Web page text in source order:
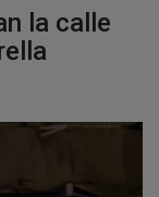
la calle